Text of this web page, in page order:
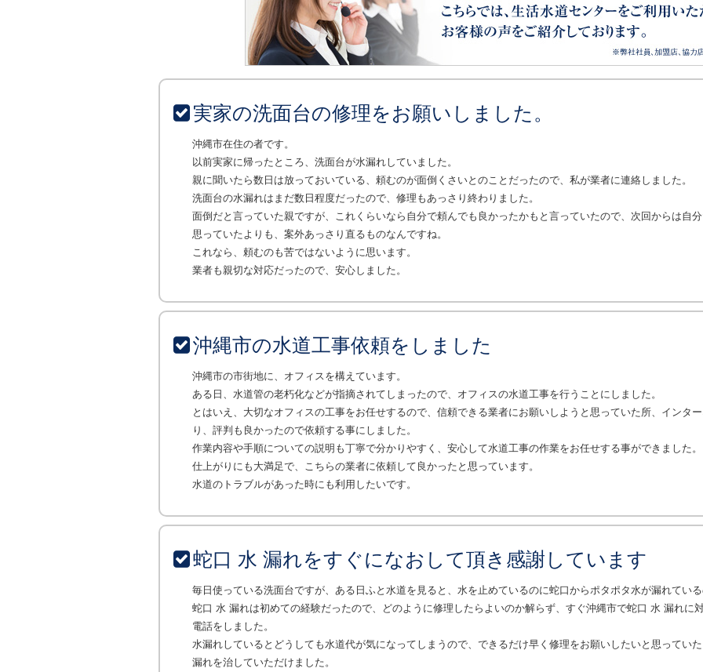
実家の洗面台の修理をお願いしました。
沖縄市在住の者です。
以前実家に帰ったところ、洗面台が水漏れしていました。
親に聞いたら数日は放っておいている、頼むのが面倒くさいとのことだったので、私が業者に連絡しました。
洗面台の水漏れはまだ数日程度だったので、修理もあっさり終わりました。
面倒だと言っていた親ですが、これくらいなら自分で頼んでも良かったかもと言っていたので、次回からは自
思っていたよりも、案外あっさり直るものなんですね。
これなら、頼むのも苦ではないように思います。
業者も親切な対応だったので、安心しました。
沖縄市の水道工事依頼をしました
沖縄市の市街地に、オフィスを構えています。
ある日、水道管の老朽化などが指摘されてしまったので、オフィスの水道工事を行うことにしました。
とはいえ、大切なオフィスの工事をお任せするので、信頼できる業者にお願いしようと思っていた所、インタ
り、評判も良かったので依頼する事にしました。
作業内容や手順についての説明も丁寧で分かりやすく、安心して水道工事の作業をお任せする事ができました。
仕上がりにも大満足で、こちらの業者に依頼して良かったと思っています。
水道のトラブルがあった時にも利用したいです。
蛇口 水 漏れをすぐになおして頂き感謝しています
毎日使っている洗面台ですが、ある日ふと水道を見ると、水を止めているのに蛇口からポタポタ水が漏れてい
蛇口 水 漏れは初めての経験だったので、どのように修理したらよいのか解らず、すぐ沖縄市で蛇口 水 漏れに
電話をしました。
水漏れしているとどうしても水道代が気になってしまうので、できるだけ早く修理をお願いしたいと思ってい
漏れを治していただけました。